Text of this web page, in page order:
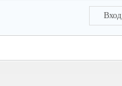
Вход